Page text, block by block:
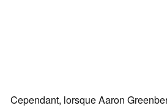
Cependant, lorsque Aaron